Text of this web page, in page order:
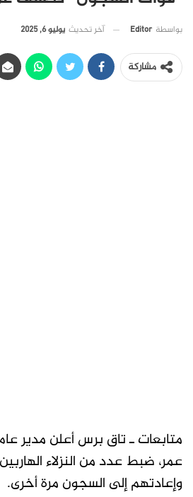
بواسطة Editor آخر تحديث يوليو 6, 2025
مشاركة
متابعات ـ تاق برس أعلن مدير
عمر، ضبط عدد من النزلاء
وإعادتهم إلى السجون مرة أخرى.